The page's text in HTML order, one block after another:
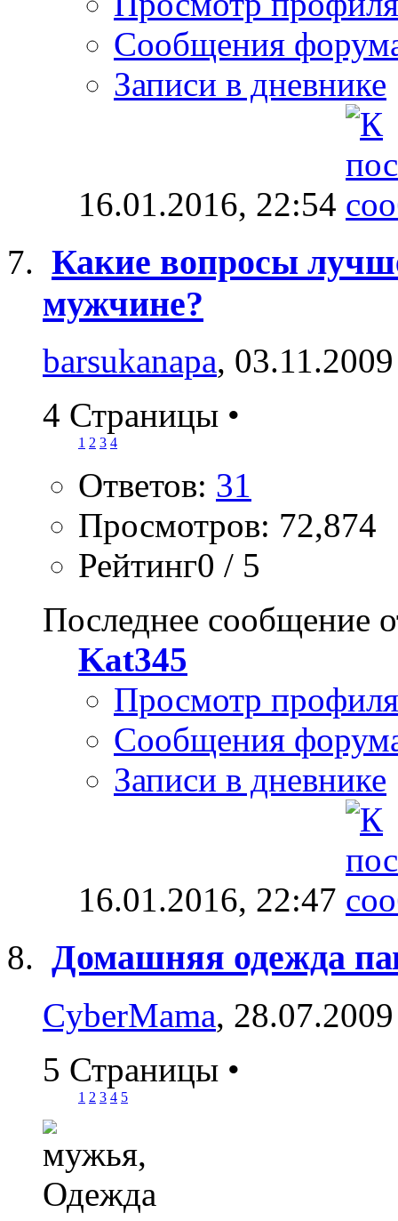
Сообщения
Записи в дневнике
16.01.2016, 22:54
Какие вопросы
мужчине?
barsukanapa,
4 Страницы •
1 2 3 4
Ответов: 31
Просмотров: 72,874
Рейтинг0 / 5
Последнее сообщение
Kat345
Просмотр профиля
Сообщения
Записи в дневнике
16.01.2016, 22:47
Домашняя одежда
CyberMama,
5 Страницы •
1 2 3 4 5